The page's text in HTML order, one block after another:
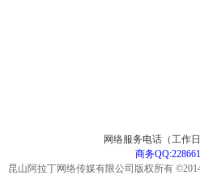
网络服务电话（工作
商务
昆山阿拉丁网络传媒有限公司版权所有